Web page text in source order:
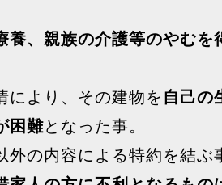
養、親族の介護等のやむを
により、その建物を 自己の
困難となった事。
外の内容による特約を結ぶ